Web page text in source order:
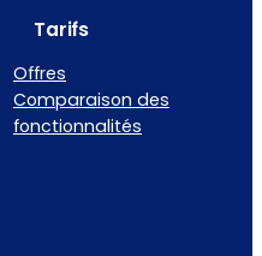
Tarifs
Offres
Comparaison des
fonctionnalités